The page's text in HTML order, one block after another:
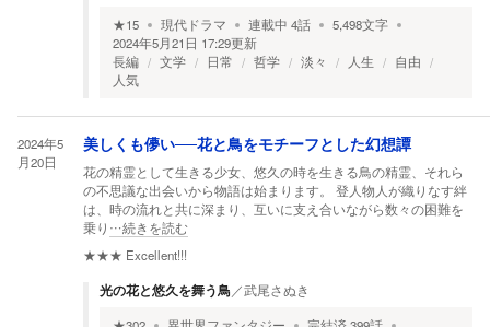
★15 現代ドラマ 連載中 4話 5,498文字
2024年5月21日 17:29更新
長編
文学 日常 哲学 淡々 人生
自由
人気
2024年5
月20日
美しくも儚い──花と鳥をモチーフとした幻想譚
花の精霊として生きる少女、悠久の時を生きる鳥の精霊、それら
の不思議な出会いから物語は始まります。 登人物人が織りなす絆
は、時の流れと共に深まり、互いに支え合いながら数々の困難を
乗り …続きを読む
★★★ Excellent!!!
光の花と悠久を舞う鳥 ／武尾さぬき